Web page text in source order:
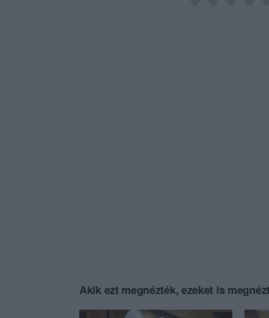
Akik ezt megnézték, ezeket is